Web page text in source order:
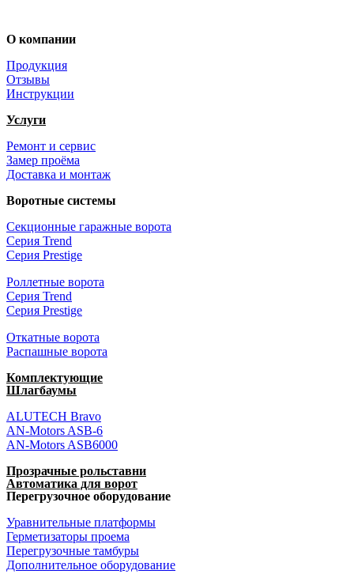
О компании
Продукция
Отзывы
Инструкции
Услуги
Ремонт и сервис
Замер проёма
Доставка и монтаж
Воротные системы
Секционные гаражные ворота
Серия Trend
Серия Prestige
Роллетные ворота
Серия Trend
Серия Prestige
Откатные ворота
Распашные ворота
Комплектующие
Шлагбаумы
ALUTECH Bravo
AN-Motors ASB-6
AN-Motors ASB6000
Прозрачные рольставни
Автоматика для ворот
Перегрузочное оборудование
Уравнительные платформы
Герметизаторы проема
Перегрузочные тамбуры
Дополнительное оборудование